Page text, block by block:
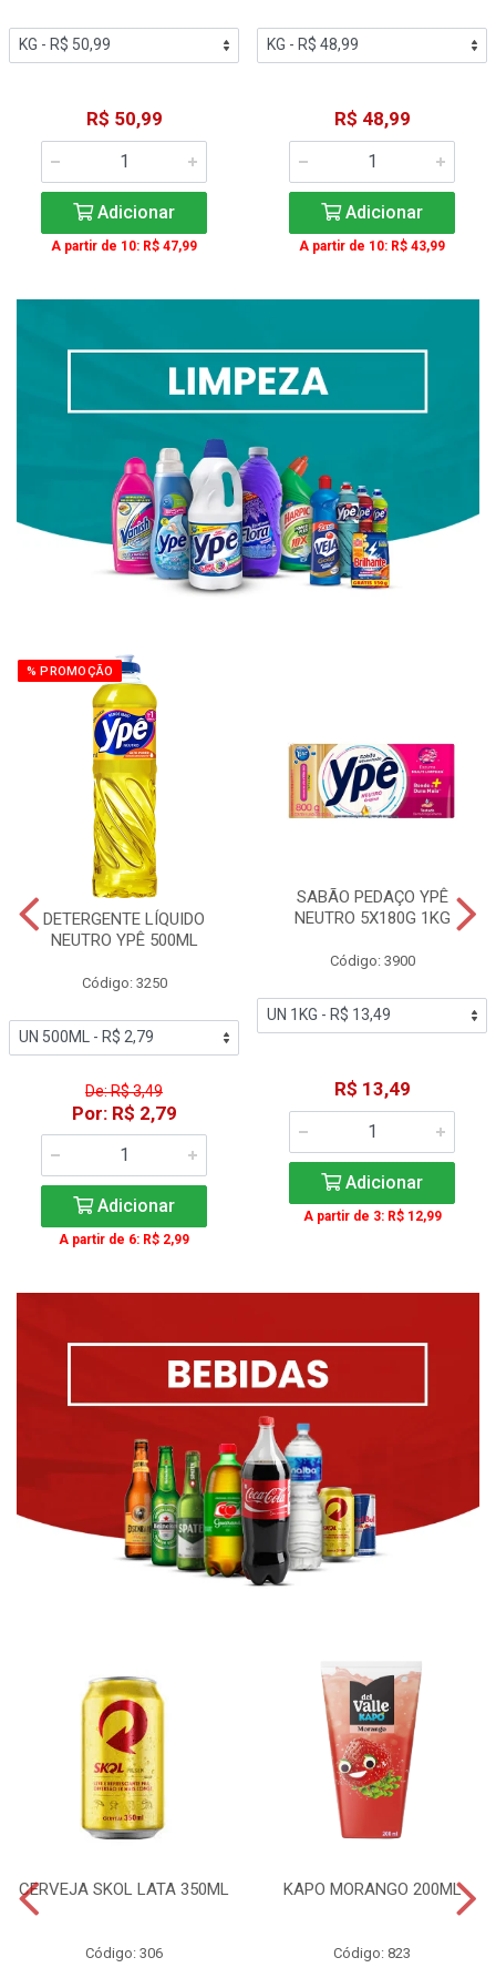
R$ 50,99
Adicionar
A partir de 10: R$ 47,99
R$ 48,99
Adicionar
A partir de 10: R$ 43,99
% PROMOÇÃO
DETERGENTE LÍQUIDO
NEUTRO YPÊ 500ML
Código: 3250
De: R$ 3,49
Por: R$ 2,79
Adicionar
A partir de 6: R$ 2,99
SABÃO PEDAÇO YPÊ
NEUTRO 5X180G 1KG
Código: 3900
R$ 13,49
Adicionar
A partir de 3: R$ 12,99
CERVEJA SKOL LATA 350ML
Código: 306
KAPO MORANGO 200ML
Código: 823